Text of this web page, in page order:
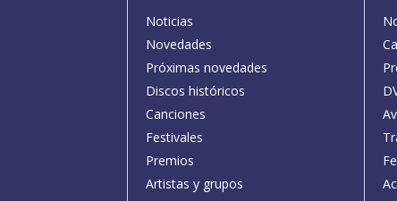
Noticias
Novedades
Próximas novedades
Discos históricos
Canciones
Festivales
Premios
Artistas y grupos